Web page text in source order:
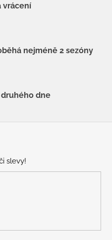
vrácení
nejméně 2 sezóny
dne
slevy!